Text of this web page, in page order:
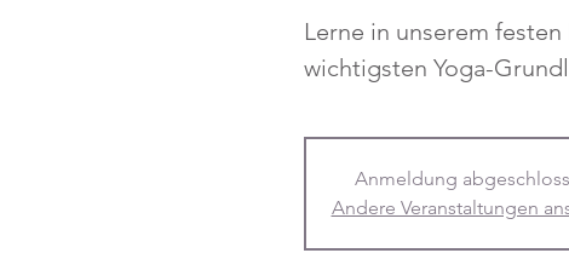
Lerne in unserem
wichtigsten Yoga-
Anmeldung
Andere Veranstaltungen